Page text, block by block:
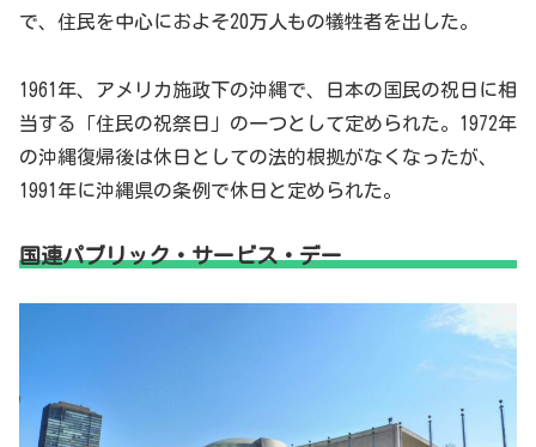
で、住民を中心におよそ20万人もの犠牲者を出した。
1961年、アメリカ施政下の沖縄で、日本の国民の祝日に相
当する「住民の祝祭日」の一つとして定められた。1972年
の沖縄復帰後は休日としての法的根拠がなくなったが、
1991年に沖縄県の条例で休日と定められた。
国連パブリック・サービス・デー